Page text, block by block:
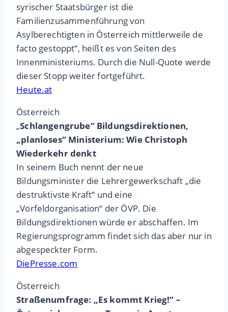
syrischer Staatsbürger ist die
Familienzusammenführung von
Asylberechtigten in Österreich mittlerweile de
facto gestoppt“, heißt es von Seiten des
Innenministeriums. Durch die Null-Quote werde
dieser Stopp weiter fortgeführt.
Heute.at
Österreich
„Schlangengrube“ Bildungsdirektionen,
„planloses“ Ministerium: Wie Christoph
Wiederkehr denkt
In seinem Buch nennt der neue
Bildungsminister die Lehrergewerkschaft „die
destruktivste Kraft“ und eine
„Vorfeldorganisation“ der ÖVP. Die
Bildungsdirektionen würde er abschaffen. Im
Regierungsprogramm findet sich das aber nur in
abgespeckter Form.
DiePresse.com
Österreich
Straßenumfrage: „Es kommt Krieg!“ –